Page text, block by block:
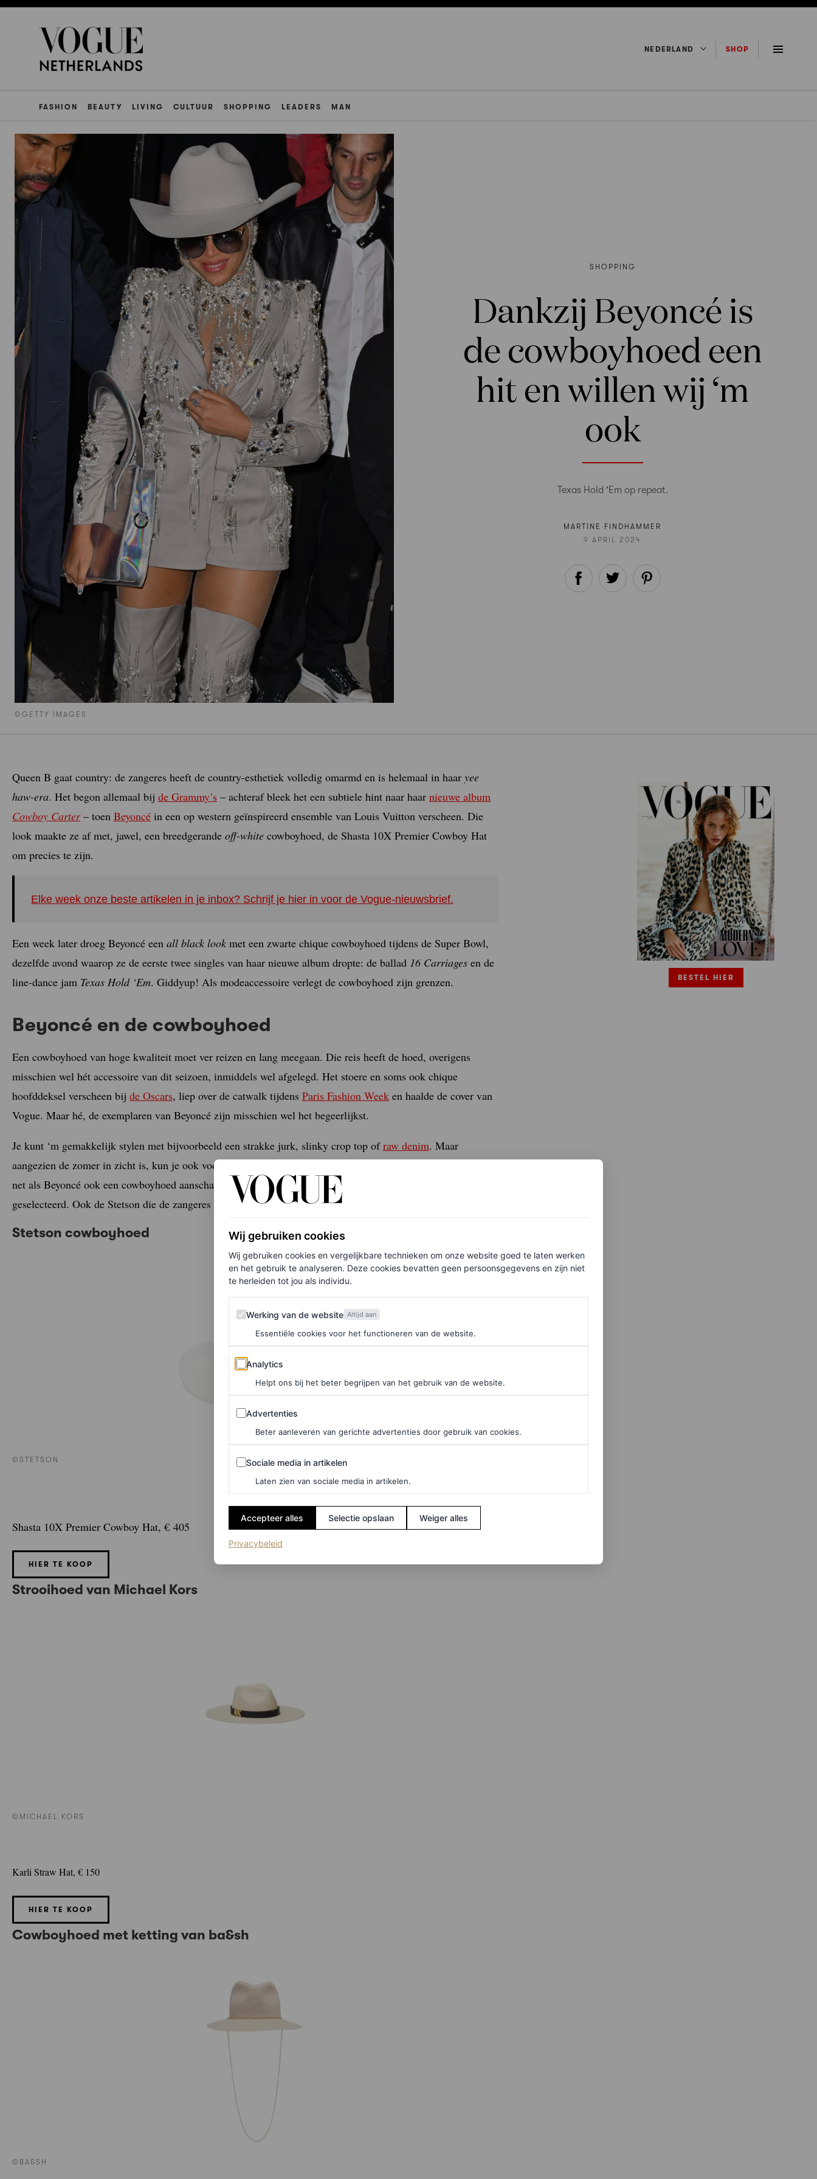
NEDERLAND SHOP
FASHION BEAUTY LIVING CULTUUR SHOPPING LEADERS MAN
©GETTY IMAGES
SHOPPING
Dankzij Beyoncé is
de cowboyhoed een
hit en willen wij ‘m
ook
Texas Hold 'Em op repeat.
MARTINE FINDHAMMER
9 APRIL 2024
Queen B gaat country: de zangeres heeft de country-esthetiek volledig omarmd en is helemaal in haar yee
haw-era. Het begon allemaal bij de Grammy’s – achteraf bleek het een subtiele hint naar haar nieuwe album
Cowboy Carter– toen Beyoncé in een op western geïnspireerd ensemble van Louis Vuitton verscheen. Die
look maakte ze af met, jawel, een breedgerande off-white cowboyhoed, de Shasta 10X Premier Cowboy Hat
om precies te zijn.
Elke week onze beste artikelen in je inbox? Schrijf je hier in voor de Vogue-nieuwsbrief.
Een week later droeg Beyoncé een all black look met een zwarte chique cowboyhoed tijdens de Super Bowl,
dezelfde avond waarop ze de eerste twee singles van haar nieuwe album dropte: de ballad 16 Carriages en de
line-dance jam Texas Hold ‘Em. Giddyup! Als modeaccessoire verlegt de cowboyhoed zijn grenzen.
Beyoncé en de cowboyhoed
Een cowboyhoed van hoge kwaliteit moet ver reizen en lang meegaan. Die reis heeft de hoed, overigens
misschien wel hét accessoire van dit seizoen, inmiddels wel afgelegd. Het stoere en soms ook chique
hoofddeksel verscheen bij de Oscars, liep over de catwalk tijdens Paris Fashion Week en haalde de cover van
Vogue. Maar hé, de exemplaren van Beyoncé zijn misschien wel het begeerlijkst.
Je kunt ‘m gemakkelijk stylen met bijvoorbeeld een strakke jurk, slinky crop top ofraw denim. Maar
aangezien de zomer in zicht is, kun je ook voor een rieten exemplaar gaan boven je
net als Beyoncé ook een cowboyhoed aanschaffen? Shop hieronder een aantal die door de redactie zijn
geselecteerd. Ook de Stetson die de zangeres bij de Grammy’s droeg staat erbij.
Stetson cowboyhoed
©STETSON
Shasta 10X Premier Cowboy Hat, € 405
HIER TE KOOP
Strooihoed van Michael Kors
©MICHAEL KORS
BESTEL HIER
Karli Straw Hat, € 150
HIER TE KOOP
Cowboyhoed met ketting van ba&sh
©BA&SH
Wij gebruiken cookies
Wij gebruiken cookies en vergelijkbare technieken om onze website goed te laten werken
en het gebruik te analyseren. Deze cookies bevatten geen persoonsgegevens en zijn niet
te herleiden tot jou als individu.
Werking van de website
Werking van de website Altijd aan
Essentiële cookies voor het functioneren van de website.
Analytics
Analytics
Helpt ons bij het beter begrijpen van het gebruik van de website.
Advertenties
Advertenties
Beter aanleveren van gerichte advertenties door gebruik van cookies.
Sociale media in artikelen
Sociale media in artikelen
Laten zien van sociale media in artikelen.
Accepteer alles Selectie opslaan Weiger alles
Privacybeleid